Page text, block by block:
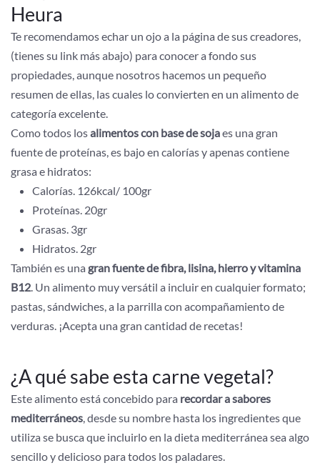
Heura
Te recomendamos echar un ojo a la página de sus creadores,
(tienes su link más abajo) para conocer a fondo sus
propiedades, aunque nosotros hacemos un pequeño
resumen de ellas, las cuales lo convierten en un alimento de
categoría excelente.
Como todos losalimentos con base de sojaes una gran
fuente de proteínas, es bajo en calorías y apenas contiene
grasa e hidratos:
Calorías. 126kcal/ 100gr
Proteínas. 20gr
Grasas. 3gr
Hidratos. 2gr
También es una gran fuente de fibra, lisina, hierro y vitamina
B12. Un alimento muy versátil a incluir en cualquier formato;
pastas, sándwiches, a la parrilla con acompañamiento de
verduras. ¡Acepta una gran cantidad de recetas!
¿A qué sabe esta carne vegetal?
Este alimento está concebido para recordar a sabores
mediterráneos, desde su nombre hasta los ingredientes que
utiliza se busca que incluirlo en la dieta mediterránea sea algo
sencillo y delicioso para todos los paladares.